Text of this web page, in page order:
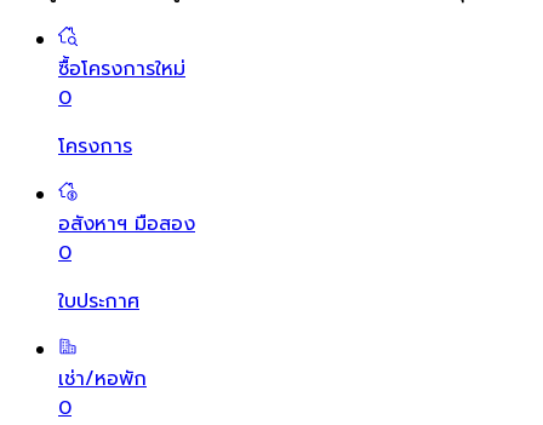
ซื้อโครงการใหม่
0
โครงการ
อสังหาฯ มือสอง
0
ใบประกาศ
เช่า/หอพัก
0